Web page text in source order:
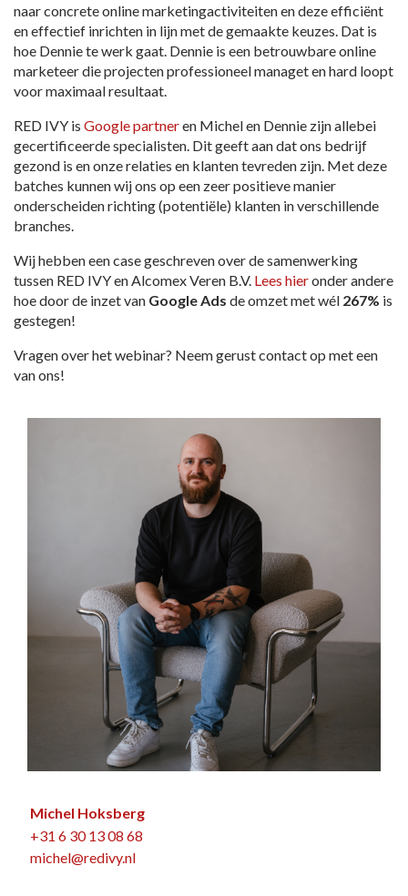
naar concrete online marketingactiviteiten en deze efficiënt
en effectief inrichten in lijn met de gemaakte keuzes. Dat is
hoe Dennie te werk gaat. Dennie is een betrouwbare online
marketeer die projecten professioneel managet en hard loopt
voor maximaal resultaat.
RED IVY is Google partneren Michel en Dennie zijn allebei
gecertificeerde specialisten. Dit geeft aan dat ons bedrijf
gezond is en onze relaties en klanten tevreden zijn. Met deze
batches kunnen wij ons op een zeer positieve manier
onderscheiden richting (potentiële) klanten in verschillende
branches.
Wij hebben een case geschreven over de samenwerking
tussen RED IVY en Alcomex Veren B.V. Lees hieronder andere
hoe door de inzet van Google Ads de omzet met wél 267% is
gestegen!
Vragen over het webinar? Neem gerust contact op met een
van ons!
Michel Hoksberg
+31 6 30 13 08 68
michel@redivy.nl